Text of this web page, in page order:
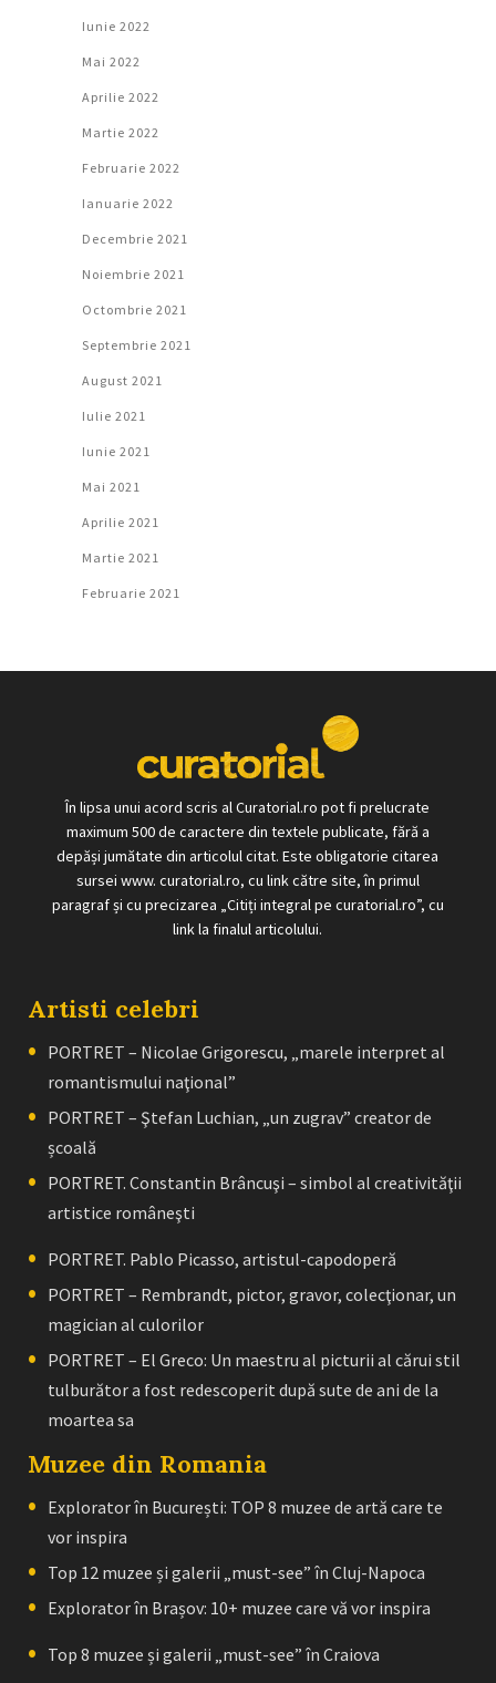
Iunie 2022
Mai 2022
Aprilie 2022
Martie 2022
Februarie 2022
Ianuarie 2022
Decembrie 2021
Noiembrie 2021
Octombrie 2021
Septembrie 2021
August 2021
Iulie 2021
Iunie 2021
Mai 2021
Aprilie 2021
Martie 2021
Februarie 2021
În lipsa unui acord scris al Curatorial.ro pot fi prelucrate
maximum 500 de caractere din textele publicate, fără a
depăși jumătate din articolul citat. Este obligatorie citarea
sursei www. curatorial.ro, cu link către site, în primul
paragraf și cu precizarea „Citiți integral pe curatorial.ro”, cu
link la finalul articolului.
Artisti celebri
PORTRET – Nicolae Grigorescu, „marele interpret al
romantismului naţional”
PORTRET – Ştefan Luchian, „un zugrav” creator de
școală
PORTRET. Constantin Brâncuşi – simbol al creativităţii
artistice româneşti
PORTRET. Pablo Picasso, artistul-capodoperă
PORTRET – Rembrandt, pictor, gravor, colecţionar, un
magician al culorilor
PORTRET – El Greco: Un maestru al picturii al cărui stil
tulburător a fost redescoperit după sute de ani de la
moartea sa
Muzee din Romania
Explorator în București: TOP 8 muzee de artă care te
vor inspira
Top 12 muzee și galerii „must-see” în Cluj-Napoca
Explorator în Brașov: 10+ muzee care vă vor inspira
Top 8 muzee și galerii „must-see” în Craiova